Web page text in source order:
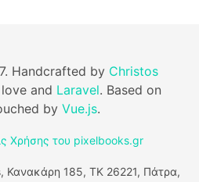
Handcrafted by Christos
and Laravel. Based on
by Vue.js.
Χρήσης του pixelbooks.gr
Κανακάρη 185, ΤΚ 26221, Πάτρα,